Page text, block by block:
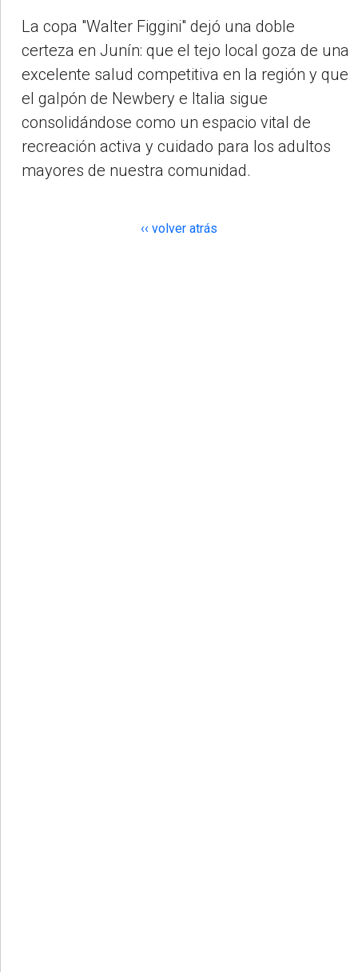
La copa "Walter Figgini" dejó una doble
certeza en Junín: que el tejo local goza de una
excelente salud competitiva en la región y que
el galpón de Newbery e Italia sigue
consolidándose como un espacio vital de
recreación activa y cuidado para los adultos
mayores de nuestra comunidad.
‹‹ volver atrás